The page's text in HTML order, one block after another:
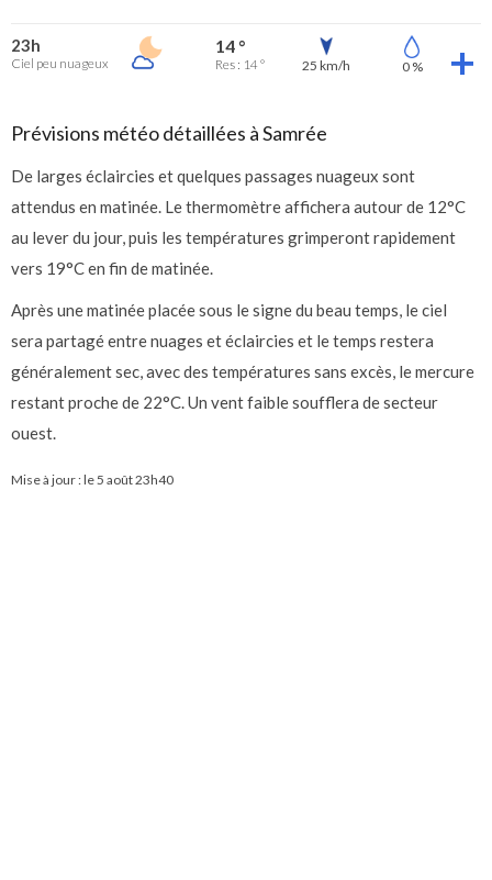
23h
Ciel peu nuageux
14 °
Res : 14 ° 25 km/h 0 %
Prévisions météo détaillées à Samrée
De larges éclaircies et quelques passages nuageux sont
attendus en matinée. Le thermomètre affichera autour de 12°C
au lever du jour, puis les températures grimperont rapidement
vers 19°C en fin de matinée.
Après une matinée placée sous le signe du beau temps, le ciel
sera partagé entre nuages et éclaircies et le temps restera
généralement sec, avec des températures sans excès, le mercure
restant proche de 22°C. Un vent faible soufflera de secteur
ouest.
Mise à jour : le5 août 23h40